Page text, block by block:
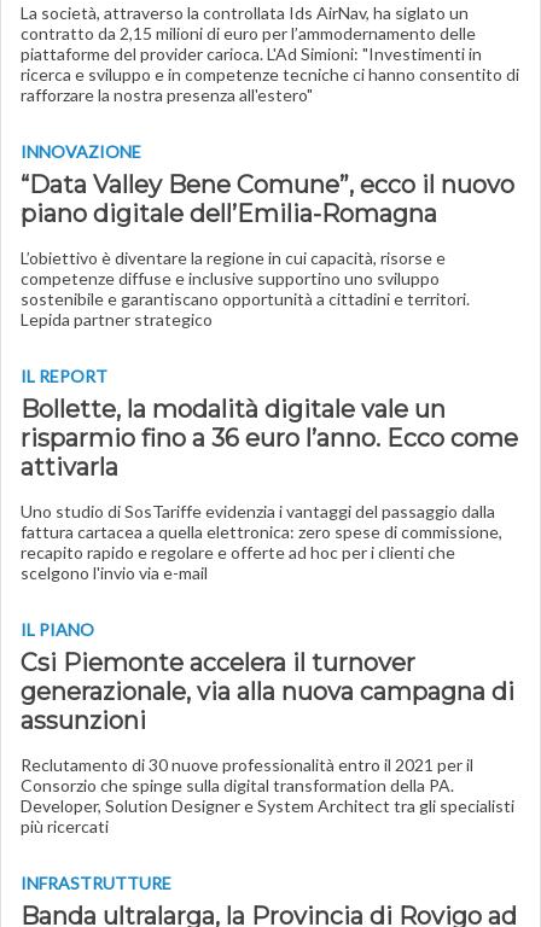
La società, attraverso la controllata Ids AirNav, ha siglato un
contratto da 2,15 milioni di euro per l’ammodernamento delle
piattaforme del provider carioca. L'Ad Simioni: "Investimenti in
ricerca e sviluppo e in competenze tecniche ci hanno consentito di
rafforzare la nostra presenza all'estero"
INNOVAZIONE
“Data Valley Bene Comune”, ecco il nuovo
piano digitale dell’Emilia-Romagna
L’obiettivo è diventare la regione in cui capacità, risorse e
competenze diffuse e inclusive supportino uno sviluppo
sostenibile e garantiscano opportunità a cittadini e territori.
Lepida partner strategico
IL REPORT
Bollette, la modalità digitale vale un
risparmio fino a 36 euro l’anno. Ecco come
attivarla
Uno studio di SosTariffe evidenzia i vantaggi del passaggio dalla
fattura cartacea a quella elettronica: zero spese di commissione,
recapito rapido e regolare e offerte ad hoc per i clienti che
scelgono l'invio via e-mail
IL PIANO
Csi Piemonte accelera il turnover
generazionale, via alla nuova campagna di
assunzioni
Reclutamento di 30 nuove professionalità entro il 2021 per il
Consorzio che spinge sulla digital transformation della PA.
Developer, Solution Designer e System Architect tra gli specialisti
più ricercati
INFRASTRUTTURE
Banda ultralarga, la Provincia di Rovigo ad